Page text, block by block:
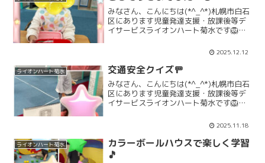
みなさん、こんにちは(*^_^*)札幌市白石
区にあります児童発達支援・放課後等デ
イサービスライオンハート菊水です🦁お
て美味しいですよね(*^-^*)「見てみて～
🎵」お見事完食出来ました👏👏👏「12月
活動」...
2025.12.12
ライオンハート菊水 交通安全クイズ🚥
みなさん、こんにちは(*^_^*)札幌市白石
区にあります児童発達支援・放課後等デ
イサービスライオンハート菊水です🦁今
たよ！！信号の見方や横断歩道の歩き方
をみんなで楽しく学びました(*^-^*)「11
月活動...
2025.11.18
ライオンハート菊水
カラーボールハウスで楽しく学習
🎵